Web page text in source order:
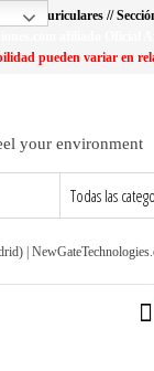
Auriculares //
pueden variar en
your environment
|